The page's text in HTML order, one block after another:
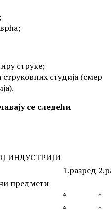
струке;
студија (смер
се следећи
ИНДУСТРИЈИ
1.разред
предмети
*
*
*
*